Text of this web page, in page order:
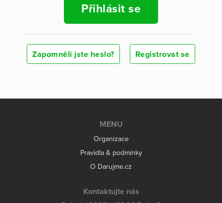
Přihlásit se
Zapomněli jste heslo? Registrovat se
MENU
Organizace
Pravidla & podmínky
O Darujme.cz
Kontaktujte nás